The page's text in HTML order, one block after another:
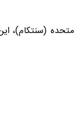
متحده (سنتکام)،